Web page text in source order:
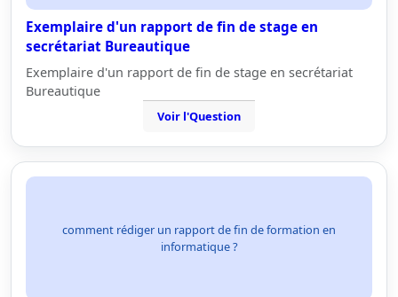
Exemplaire d'un rapport de fin de stage en
secrétariat Bureautique
Exemplaire d'un rapport de fin de stage en secrétariat
Bureautique
Voir l'Question
comment rédiger un rapport de fin de formation en
informatique ?